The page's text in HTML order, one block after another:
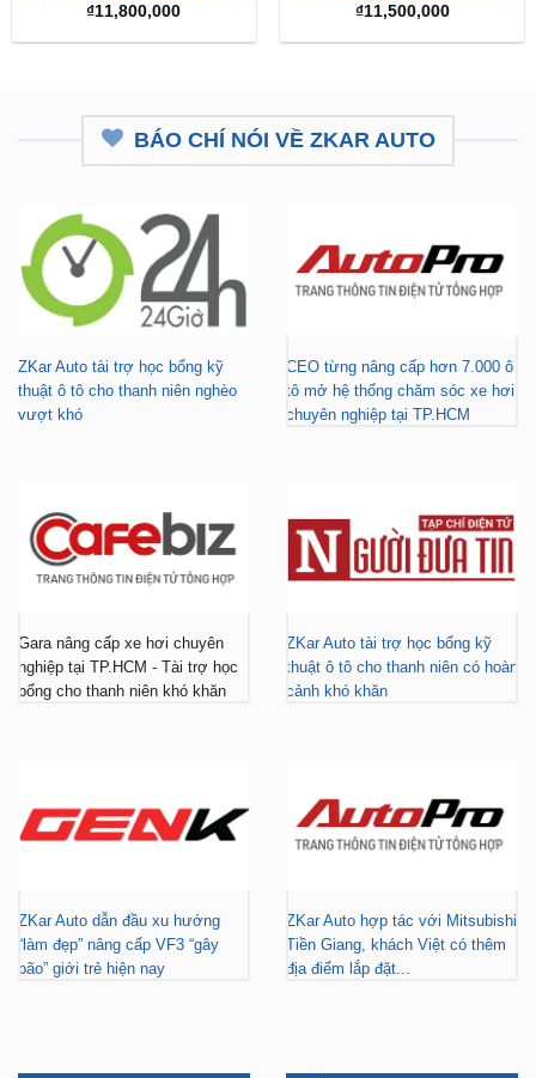
₫11,800,000
₫11,500,000
BÁO CHÍ NÓI VỀ ZKAR AUTO
ZKar Auto tài trợ học bổng kỹ
thuật ô tô cho thanh niên nghèo
vượt khó
CEO từng nâng cấp hơn 7.000 ô
tô mở hệ thống chăm sóc xe hơi
chuyên nghiệp tại TP.HCM
Gara nâng cấp xe hơi chuyên
nghiệp tại TP.HCM - Tài trợ học
bổng cho thanh niên khó khăn
ZKar Auto tài trợ học bổng kỹ
thuật ô tô cho thanh niên có hoàn
cảnh khó khăn
ZKar Auto dẫn đầu xu hướng
“làm đẹp” nâng cấp VF3 “gây
bão” giới trẻ hiện nay
ZKar Auto hợp tác với Mitsubishi
Tiền Giang, khách Việt có thêm
địa điểm lắp đặt...